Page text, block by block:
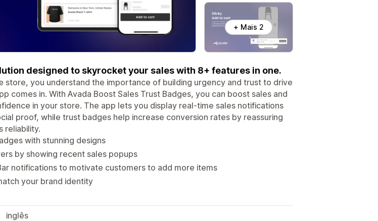
+ Mais 2
designed to skyrocket your sales with 8+ features in one.
store, you understand the importance of building urgency and trust to drive
comes in. With Avada Boost Sales Trust Badges, you can boost sales and
in your store. The app lets you display real-time sales notifications
proof, while trust badges help increase conversion rates by reassuring
reliability.
with stunning designs
by showing recent sales popups
notifications to motivate customers to add more items
your brand identity
inglês